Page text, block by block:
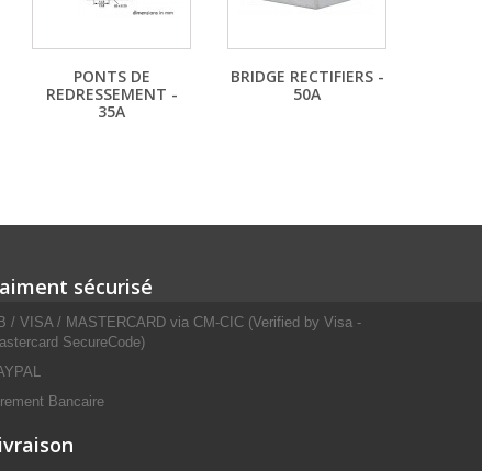
PONTS DE
REDRESSEMENT -
35A
BRIDGE RECTIFIERS -
50A
sécurisé
/ VISA / MASTERCARD via CM-CIC (Verified by Visa -
SecureCode)
Bancaire